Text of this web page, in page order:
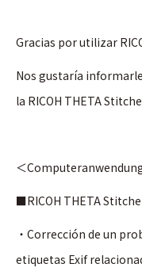
Gracias por utilizar
Nos gustaría
la RICOH THETA
＜
■RICOH THETA
・Corrección de un
etiquetas Exif